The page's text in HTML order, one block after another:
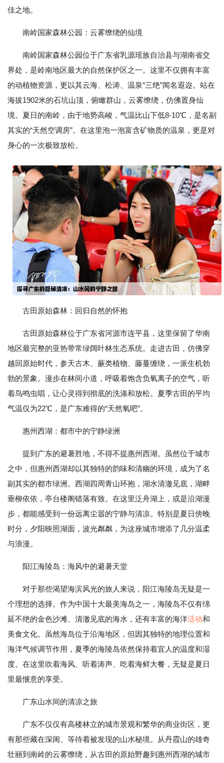
佳之地。
南岭国家森林公园：云雾缭绕的仙境
南岭国家森林公园位于广东省乳源瑶族自治县与湖南省交
界处，是岭南地区最大的自然保护区之一。这里不仅拥有丰富
的动植物资源，更以其云海、松涛、温泉“三绝”闻名遐迩。站在
海拔1902米的石坑山顶，俯瞰群山，云雾缭绕，仿佛置身仙
境。夏日的南岭，由于地势高峻，气温比山下低8-10℃，是名副
其实的“天然空调房”。在这里泡一泡富含矿物质的温泉，更是对
身心的一次极致放松。
古田原始森林：回归自然的怀抱
古田原始森林位于广东省河源市连平县，这里保留了华南
地区最完整的亚热带常绿阔叶林生态系统。走进古田，仿佛穿
越回原始时代，参天古木、蕨类植物、藤蔓缠绕，一派生机勃
勃的景象。漫步在林间小道，呼吸着饱含负氧离子的空气，听
着鸟鸣虫唱，让心灵得到彻底的洗涤和放松。夏季古田的平均
气温仅为22℃，是广东难得的“天然氧吧”。
惠州西湖：都市中的宁静绿洲
提到广东的避暑胜地，不得不提惠州西湖。虽然位于城市
之中，但惠州西湖却以其独特的韵味和清幽的环境，成为了名
副其实的都市绿洲。西湖四周青山环抱，湖水清澈见底，湖畔
垂柳依依，亭台楼阁错落有致。在这里泛舟湖上，或是沿湖漫
步，都能感受到一份远离尘嚣的宁静与清凉。特别是夏日傍晚
时分，夕阳映照湖面，波光粼粼，为这座城市增添了几分温柔
与浪漫。
阳江海陵岛：海风中的避暑天堂
对于那些渴望海滨风光的旅人来说，阳江海陵岛无疑是一
个理想的选择。作为中国十大最美海岛之一，海陵岛不仅有绵
延不绝的金色沙滩、清澈见底的海水，还有丰富的海洋活动和
美食文化。虽然海岛位于沿海地区，但因其独特的地理位置和
海洋气候调节作用，夏季的海陵岛依然保持着宜人的温度和湿
度。在这里吹着海风、听着涛声、吃着海鲜大餐，无疑是夏日
里最惬意的享受。
广东山水间的清凉之旅
广东不仅仅有高楼林立的城市景观和繁华的商业街区，更
有那些藏在深闺、等待着被发现的山水秘境。从丹霞山的雄奇
壮丽到南岭的云雾缭绕，从古田的原始野趣到惠州西湖的城市